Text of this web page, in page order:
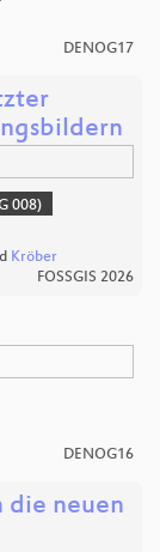
DENOG17
008)
Kröber
FOSSGIS 2026
DENOG16
die neuen